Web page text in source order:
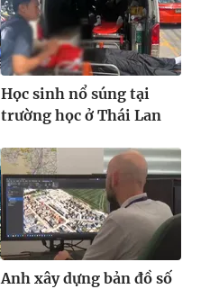
Học sinh nổ súng tại
trường học ở Thái Lan
Anh xây dựng bản đồ số